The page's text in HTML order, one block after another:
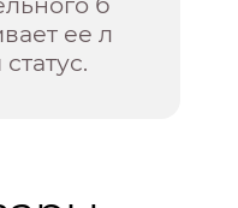
ее л